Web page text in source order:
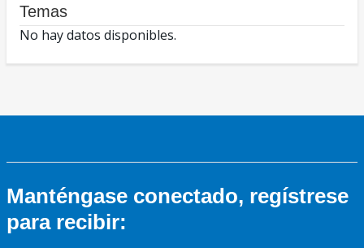
Temas
No hay datos disponibles.
Manténgase conectado, regístrese
para recibir: